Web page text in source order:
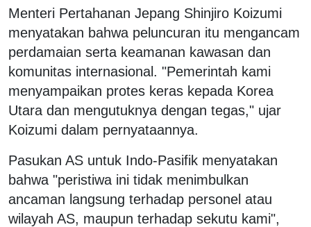
Menteri Pertahanan Jepang Shinjiro Koizumi
menyatakan bahwa peluncuran itu mengancam
perdamaian serta keamanan kawasan dan
komunitas internasional. "Pemerintah kami
menyampaikan protes keras kepada Korea
Utara dan mengutuknya dengan tegas," ujar
Koizumi dalam pernyataannya.
Pasukan AS untuk Indo-Pasifik menyatakan
bahwa "peristiwa ini tidak menimbulkan
ancaman langsung terhadap personel atau
wilayah AS, maupun terhadap sekutu kami",